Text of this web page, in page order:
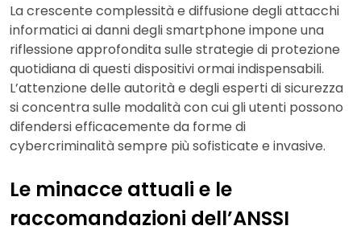
La crescente complessità e diffusione degli attacchi
informatici ai danni degli smartphone impone una
riflessione approfondita sulle strategie di protezione
quotidiana di questi dispositivi ormai indispensabili.
L’attenzione delle autorità e degli esperti di sicurezza
si concentra sulle modalità con cui gli utenti possono
difendersi efficacemente da forme di
cybercriminalità sempre più sofisticate e invasive.
Le minacce attuali e le
raccomandazioni dell’ANSSI